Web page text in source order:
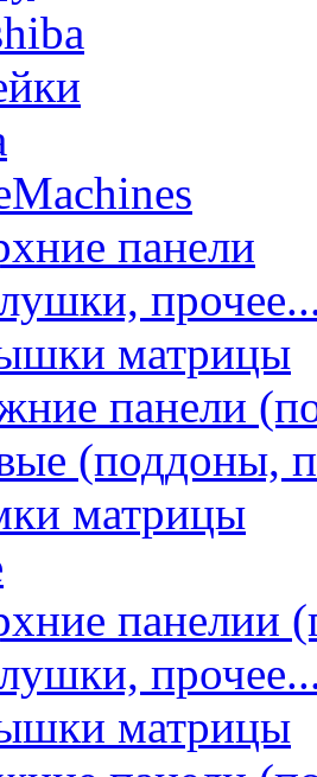
панели
матрицы
панели
(поддоны,
матрицы
панелии
матрицы